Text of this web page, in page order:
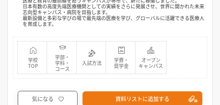
日本有数の高度先端医療機関としての実績をさらに発展させ、世界に開かれた未来
志向型キャンパス・病院を目指します。
最新設備と多彩な学びの場で最先端の医療を学び、グローバルに活躍できる医療人
を育成します。
学校
TOP
学部・
学科・
コース
入試方法
学費・
奨学金
オープン
キャンパス
気になる 資料リストに追加する